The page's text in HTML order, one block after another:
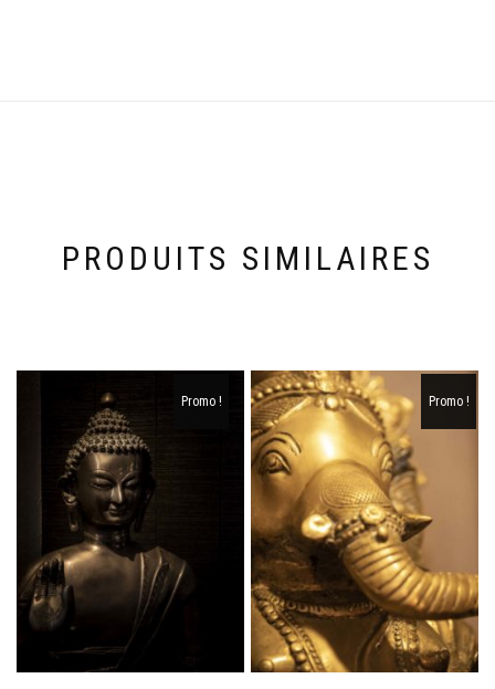
PRODUITS SIMILAIRES
Promo ! Promo !